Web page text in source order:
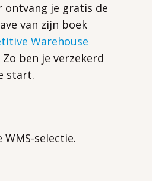
ontvang je gratis de
van zijn boek
Warehouse
Zo ben je verzekerd
start.
WMS-selectie.